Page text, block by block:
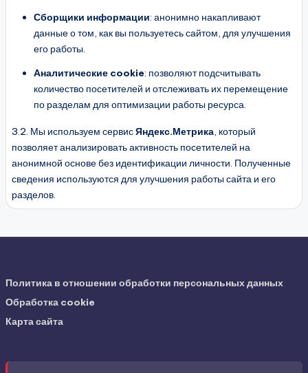
Сборщики информации: анонимно накапливают
данные о том, как вы пользуетесь сайтом, для улучшения
его работы.
Аналитические cookie: позволяют подсчитывать
количество посетителей и отслеживать их перемещение
по разделам для оптимизации работы ресурса.
3.2. Мы используем сервисЯндекс.Метрика, который
позволяет анализировать активность посетителей на
анонимной основе без идентификации личности. Полученные
сведения используются для улучшения работы сайта и его
разделов.
Политика в отношении обработки персональных данных
Обработка cookie
Карта сайта